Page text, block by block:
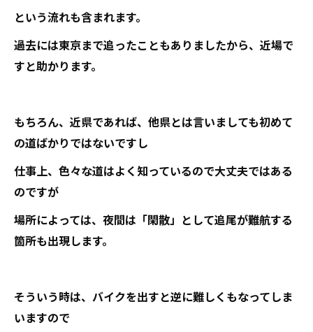
という流れも含まれます。
過去には東京まで追ったこともありましたから、近場で
すと助かります。
もちろん、近県であれば、他県とは言いましても初めて
の道ばかりではないですし
仕事上、色々な道はよく知っているので大丈夫ではある
のですが
場所によっては、夜間は「閑散」として追尾が難航する
箇所も出現します。
そういう時は、バイクを出すと逆に難しくもなってしま
いますので